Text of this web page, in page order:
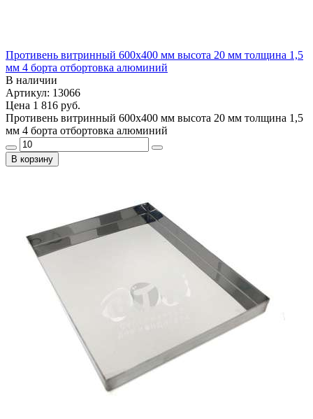
Противень витринный 600х400 мм высота 20 мм толщина 1,5
мм 4 борта отбортовка алюминий
В наличии
Артикул: 13066
Цена 1 816 руб.
Противень витринный 600х400 мм высота 20 мм толщина 1,5
мм 4 борта отбортовка алюминий
В корзину